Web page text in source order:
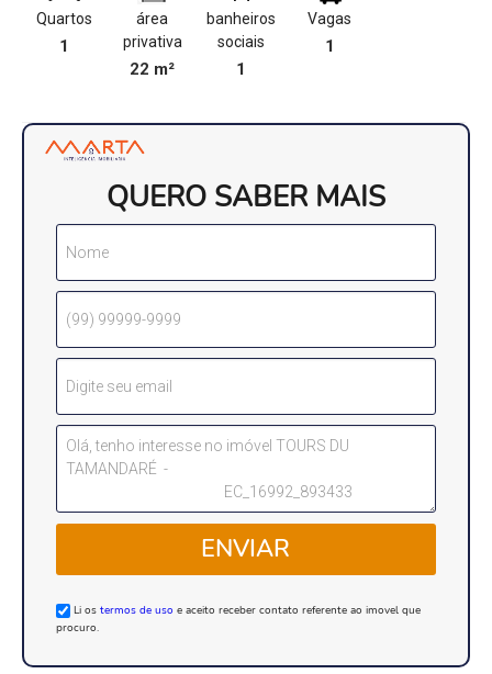
Quartos
1
área
privativa
22 m²
banheiros
sociais
1
Vagas
1
QUERO SABER MAIS
ENVIAR
Li os termos de uso e aceito receber contato referente ao imovel que
procuro.